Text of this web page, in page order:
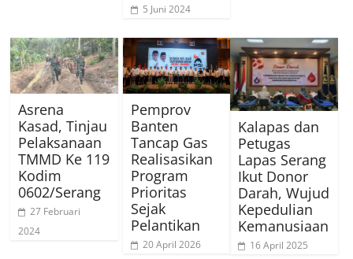
5 Juni 2024
Asrena
Kasad, Tinjau
Pelaksanaan
TMMD Ke 119
Kodim
0602/Serang
27 Februari
2024
Pemprov
Banten
Tancap Gas
Realisasikan
Program
Prioritas
Sejak
Pelantikan
20 April 2026
Kalapas dan
Petugas
Lapas Serang
Ikut Donor
Darah, Wujud
Kepedulian
Kemanusiaan
16 April 2025